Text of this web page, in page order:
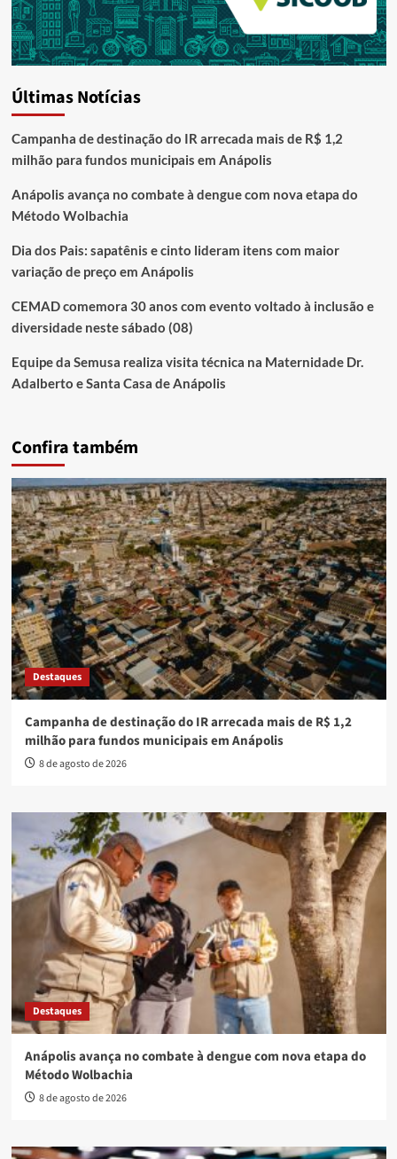
Últimas Notícias
Campanha de destinação do IR arrecada mais de R$ 1,2
milhão para fundos municipais em Anápolis
Anápolis avança no combate à dengue com nova etapa do
Método Wolbachia
Dia dos Pais: sapatênis e cinto lideram itens com maior
variação de preço em Anápolis
CEMAD comemora 30 anos com evento voltado à inclusão e
diversidade neste sábado (08)
Equipe da Semusa realiza visita técnica na Maternidade Dr.
Adalberto e Santa Casa de Anápolis
Confira também
Destaques
Campanha de destinação do IR arrecada mais de R$ 1,2
milhão para fundos municipais em Anápolis
8 de agosto de 2026
Destaques
Anápolis avança no combate à dengue com nova etapa do
Método Wolbachia
8 de agosto de 2026